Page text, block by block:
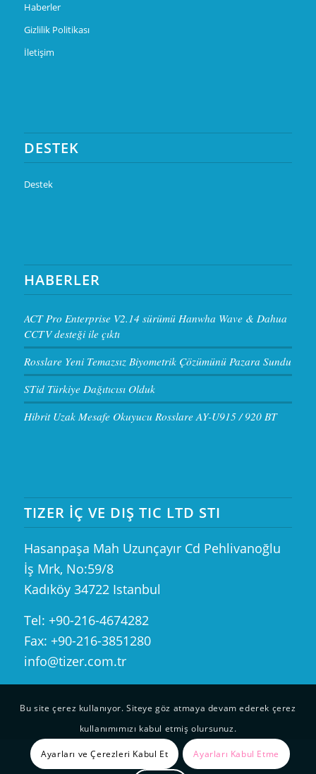
Haberler
Gizlilik Politikası
İletişim
DESTEK
Destek
HABERLER
ACT Pro Enterprise V2.14 sürümü Hanwha Wave & Dahua
CCTV desteği ile çıktı
Rosslare Yeni Temazsız Biyometrik Çözümünü Pazara Sundu
STid Türkiye Dağıtıcısı Olduk
Hibrit Uzak Mesafe Okuyucu Rosslare AY-U915 / 920 BT
TIZER İÇ VE DIŞ TIC LTD STI
Hasanpaşa Mah Uzunçayır Cd Pehlivanoğlu
İş Mrk, No:59/8
Kadıköy 34722 Istanbul
Tel: +90-216-4674282
Fax: +90-216-3851280
info@tizer.com.tr
Bu site çerez kullanıyor. Siteye göz atmaya devam ederek çerez
kullanımımızı kabul etmiş olursunuz.
Ayarları ve Çerezleri Kabul Et Ayarları Kabul Etme